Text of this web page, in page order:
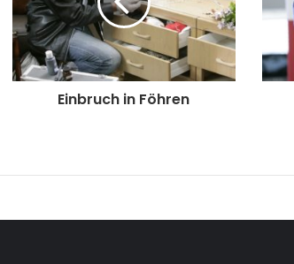
Einbruch in Föhren